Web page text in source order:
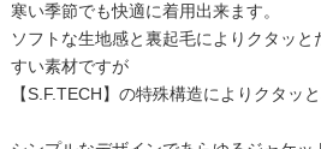
寒い季節でも快適に着用出来ます。
ソフトな生地感と裏起毛によりクタッ
すい素材ですが
【S.F.TECH】の特殊構造によりクタッ